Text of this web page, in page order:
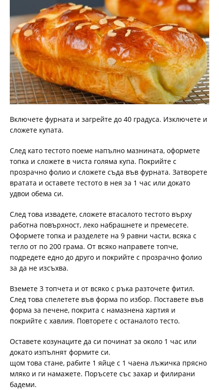
Включете фурната и загрейте до 40 градуса. Изключете и
сложете купата.
След като тестото поеме напълно мазнината, оформете
топка и сложете в чиста голяма купа. Покрийте с
прозрачно фолио и сложете съда във фурната. Затворете
вратата и оставете тестото в нея за 1 час или докато
удвои обема си.
След това извадете, сложете втасалото тестото върху
работна повърхност, леко набрашнете и премесете.
Оформете топка и разделете на 9 равни части, всяка с
тегло от по 200 грама. От всяко направете топче,
подредете едно до друго и покрийте с прозрачно фолио
за да не изсъхва.
Вземете 3 топчета и от всяко с ръка разточете фитил.
След това спелетете във форма по избор. Поставете във
форма за печене, покрита с намазнена хартия и
покрийте с хавлия. Повторете с останалото тесто.
Оставете козунаците да си починат за около 1 час или
докато изпълнят формите си.
щом това стане, рабите 1 яйце с 1 чаена лъжичка прясно
мляко и ги намажете. Поръсете със захар и филирани
бадеми.